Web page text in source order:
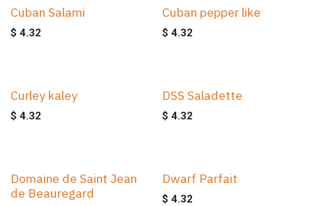
Cuban Salami
$ 4.32
Cuban pepper like
$ 4.32
Curley kaley
$ 4.32
DSS Saladette
$ 4.32
Domaine de Saint Jean
de Beauregard
Dwarf Parfait
$ 4.32